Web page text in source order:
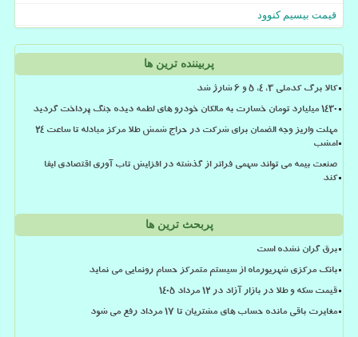
قیمت بیسیم کنوود
پربیننده ترین ها
کالا برگ کدملی 3، 4، 5 و 6 شارژ شد
۱۴۳۰ میلیارد تومان خسارت به مالکان خودرو های لطمه دیده جنگ پرداخت گردید
مهلت واریز وجه الضمان برای شرکت در حراج شمش طلا مرکز مبادله تا ساعت ۲۴
امشب
صنعت بیمه می تواند سهمی فراتر از گذشته در افزایش تاب آوری اقتصادی ایفا
کند
پربحث ترین ها
برق گران نشده است
بانک مرکزی شهریورماه از سیستم متمرکز حسام رونمایی می نماید
قیمت سکه و طلا در بازار آزاد در ۱۲ مرداد ۱۴۰۵
مغایرت باقی مانده حساب های مشتریان تا 17 مرداد رفع می شود